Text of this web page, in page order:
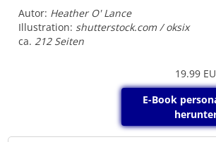
Autor: Heather O' Lance
Illustration: shutterstock.com / oksix
ca.212 Seiten
19.99
E-Book